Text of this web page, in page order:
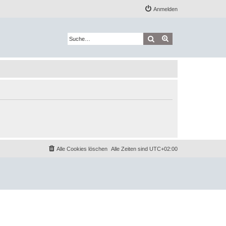
Anmelden
Suche
Alle Zeiten sind UTC+02:00
Alle Cookies löschen